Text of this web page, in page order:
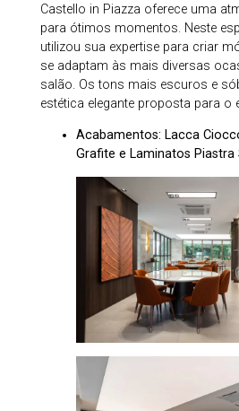
Castello in Piazza oferece uma
para ótimos momentos. Neste
utilizou sua expertise para criar
se adaptam às mais diversas
salão. Os tons mais escuros e
estética elegante proposta para o
Acabamentos: Lacca
Grafite e Laminatos Piastra